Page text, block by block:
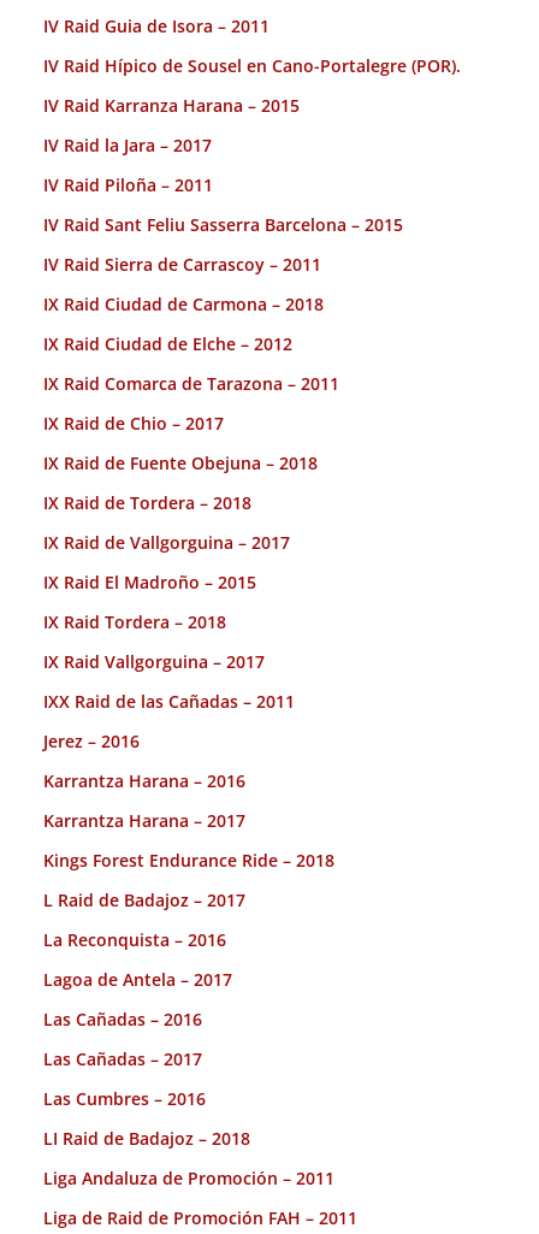
IV Raid Guia de Isora – 2011
IV Raid Hípico de Sousel en Cano-Portalegre (POR).
IV Raid Karranza Harana – 2015
IV Raid la Jara – 2017
IV Raid Piloña – 2011
IV Raid Sant Feliu Sasserra Barcelona – 2015
IV Raid Sierra de Carrascoy – 2011
IX Raid Ciudad de Carmona – 2018
IX Raid Ciudad de Elche – 2012
IX Raid Comarca de Tarazona – 2011
IX Raid de Chio – 2017
IX Raid de Fuente Obejuna – 2018
IX Raid de Tordera – 2018
IX Raid de Vallgorguina – 2017
IX Raid El Madroño – 2015
IX Raid Tordera – 2018
IX Raid Vallgorguina – 2017
IXX Raid de las Cañadas – 2011
Jerez – 2016
Karrantza Harana – 2016
Karrantza Harana – 2017
Kings Forest Endurance Ride – 2018
L Raid de Badajoz – 2017
La Reconquista – 2016
Lagoa de Antela – 2017
Las Cañadas – 2016
Las Cañadas – 2017
Las Cumbres – 2016
LI Raid de Badajoz – 2018
Liga Andaluza de Promoción – 2011
Liga de Raid de Promoción FAH – 2011